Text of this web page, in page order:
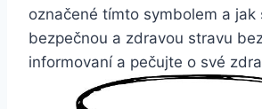
označené tímto symbolem a jak
bezpečnou a zdravou stravu
informovaní a pečujte o své